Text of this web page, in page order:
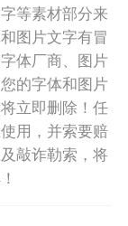
等素材部分来
图片文字有冒
体厂商、图片
的字体和图片
立即删除！任
用，并索要赔
敲诈勒索，将